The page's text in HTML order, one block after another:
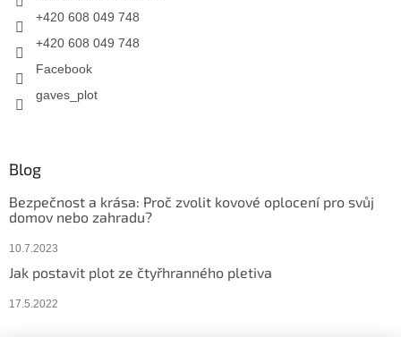
+420 608 049 748
+420 608 049 748
Facebook
gaves_plot
Blog
Bezpečnost a krása: Proč zvolit kovové oplocení pro svůj
domov nebo zahradu?
10.7.2023
Jak postavit plot ze čtyřhranného pletiva
17.5.2022